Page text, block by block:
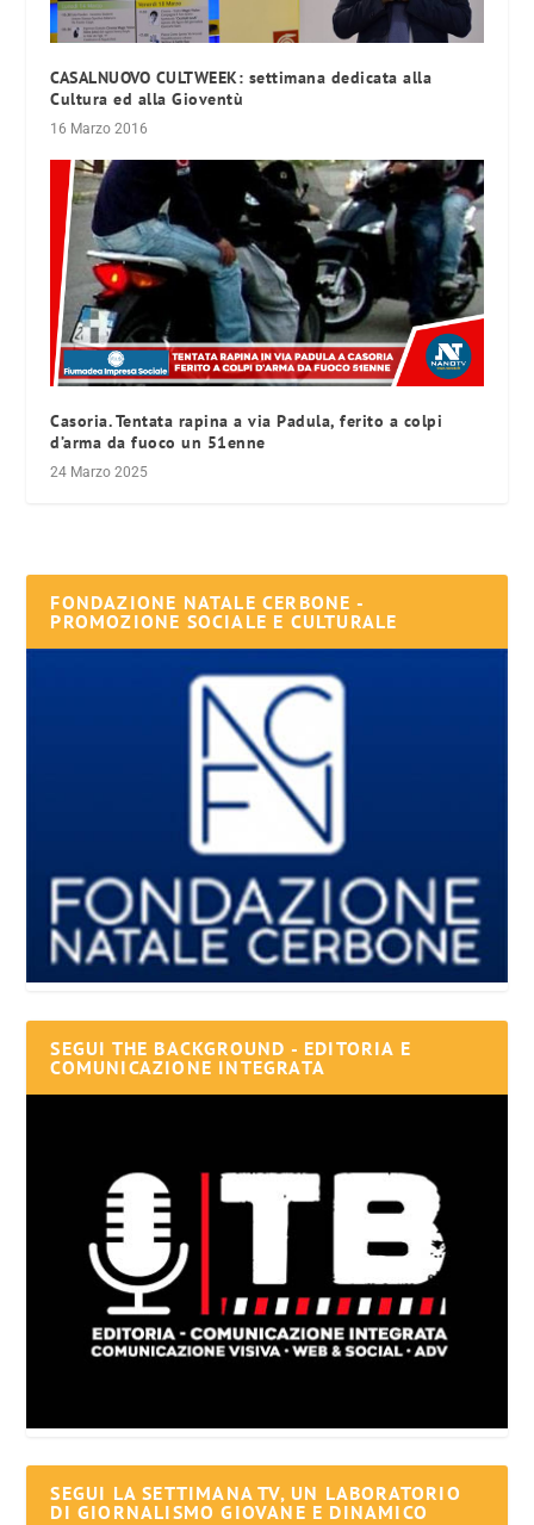
CASALNUOVO CULTWEEK: settimana dedicata alla
Cultura ed alla Gioventù
16 Marzo 2016
Casoria. Tentata rapina a via Padula, ferito a colpi
d’arma da fuoco un 51enne
24 Marzo 2025
FONDAZIONE NATALE CERBONE -
PROMOZIONE SOCIALE E CULTURALE
SEGUI THE BACKGROUND - EDITORIA E
COMUNICAZIONE INTEGRATA
SEGUI LA SETTIMANA TV, UN LABORATORIO
DI GIORNALISMO GIOVANE E DINAMICO